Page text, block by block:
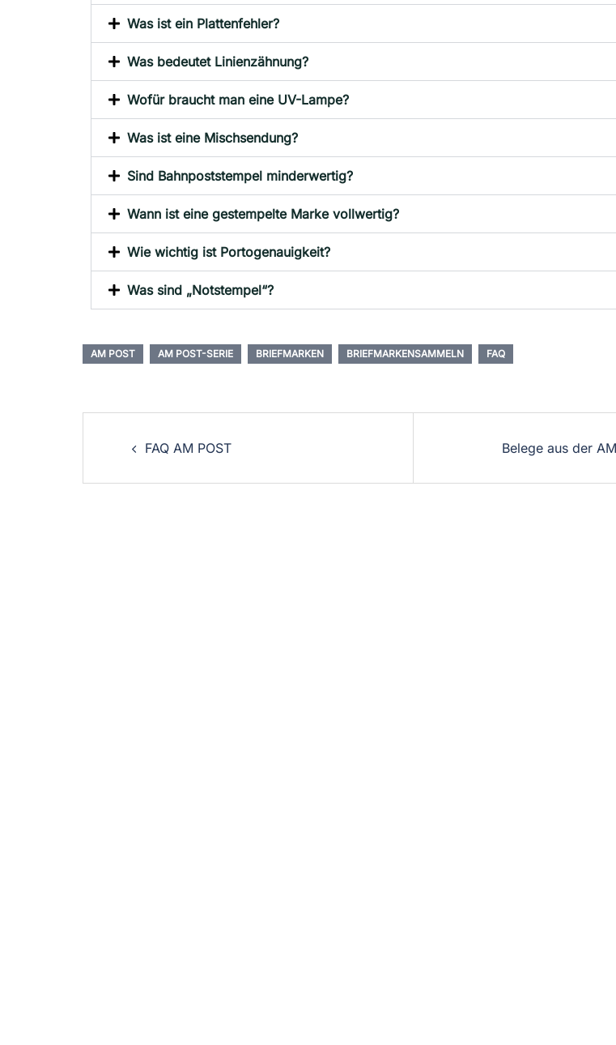
Was ist ein Plattenfehler?
Was bedeutet Linienzähnung?
Wofür braucht man eine UV-Lampe?
Was ist eine Mischsendung?
Sind Bahnpoststempel minderwertig?
Wann ist eine gestempelte Marke vollwertig?
Wie wichtig ist Portogenauigkeit?
Was sind „Notstempel“?
AM POST AM POST-SERIE BRIEFMARKEN BRIEFMARKENSAMMELN FAQ
FAQ AM POST Belege aus der